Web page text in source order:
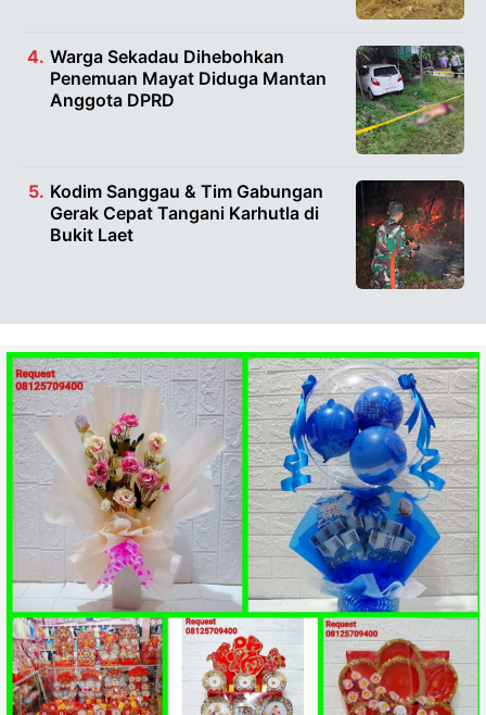
Warga Sekadau Dihebohkan
Penemuan Mayat Diduga Mantan
Anggota DPRD
Kodim Sanggau & Tim Gabungan
Gerak Cepat Tangani Karhutla di
Bukit Laet